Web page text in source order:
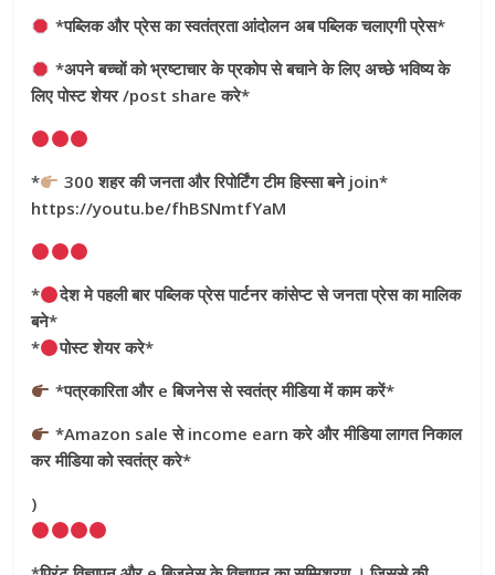
*पब्लिक और प्रेस का स्वतंत्रता आंदोलन अब पब्लिक चलाएगी प्रेस*
*अपने बच्चों को भ्रष्टाचार के प्रकोप से बचाने के लिए अच्छे भविष्य के
लिए पोस्ट शेयर /post share करे*
*
300 शहर की जनता और रिपोर्टिंग टीम हिस्सा बने join*
https://youtu.be/fhBSNmtfYaM
*
देश मे पहली बार पब्लिक प्रेस पार्टनर कांसेप्ट से जनता प्रेस का मालिक
बने*
*
पोस्ट शेयर करे*
*पत्रकारिता और e बिजनेस से स्वतंत्र मीडिया में काम करें*
*Amazon sale से income earn करे और मीडिया लागत निकाल
कर मीडिया को स्वतंत्र करे*
)